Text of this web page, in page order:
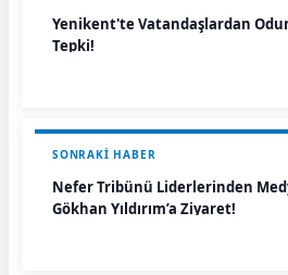
Yenikent'te Vatandaşlardan
Tepki!
SONRAKI HABER
Nefer Tribünü Liderlerinden
Gökhan Yıldırım’a Ziyaret!